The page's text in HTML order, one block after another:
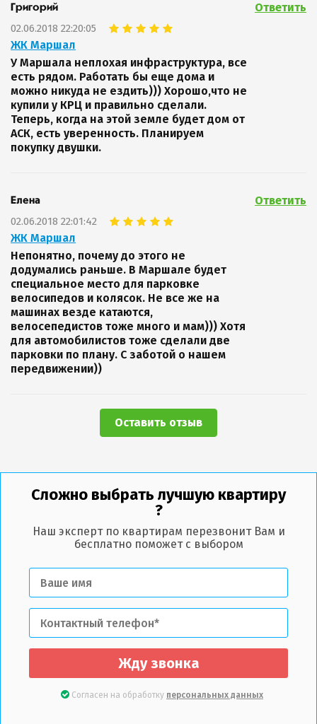
Григорий
02.06.2018 22:20:05
ЖК Маршал
Ответить
У Маршала неплохая инфраструктура, все
есть рядом. Работать бы еще дома и
можно никуда не ездить))) Хорошо,что не
купили у КРЦ и правильно сделали.
Теперь, когда на этой земле будет дом от
АСК, есть уверенность. Планируем
покупку двушки.
Елена
02.06.2018 22:01:42
ЖК Маршал
Ответить
Непонятно, почему до этого не
додумались раньше. В Маршале будет
специальное место для парковке
велосипедов и колясок. Не все же на
машинах везде катаются,
велосепедистов тоже много и мам))) Хотя
для автомобилистов тоже сделали две
парковки по плану. С заботой о нашем
передвижении))
Оставить отзыв
Сложно выбрать лучшую квартиру
?
Наш эксперт по квартирам перезвонит Вам и
бесплатно поможет с выбором
Жду звонка
Согласен на обработку персональных данных